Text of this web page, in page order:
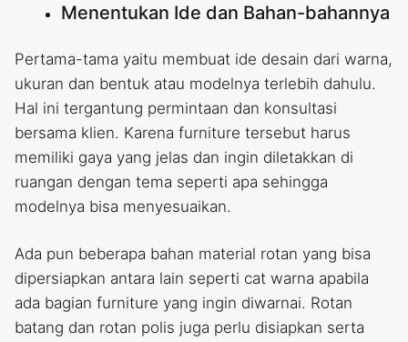
Menentukan Ide dan Bahan-bahannya
Pertama-tama yaitu membuat ide desain dari warna,
ukuran dan bentuk atau modelnya terlebih dahulu.
Hal ini tergantung permintaan dan konsultasi
bersama klien. Karena furniture tersebut harus
memiliki gaya yang jelas dan ingin diletakkan di
ruangan dengan tema seperti apa sehingga
modelnya bisa menyesuaikan.
Ada pun beberapa bahan material rotan yang bisa
dipersiapkan antara lain seperti cat warna apabila
ada bagian furniture yang ingin diwarnai. Rotan
batang dan rotan polis juga perlu disiapkan serta